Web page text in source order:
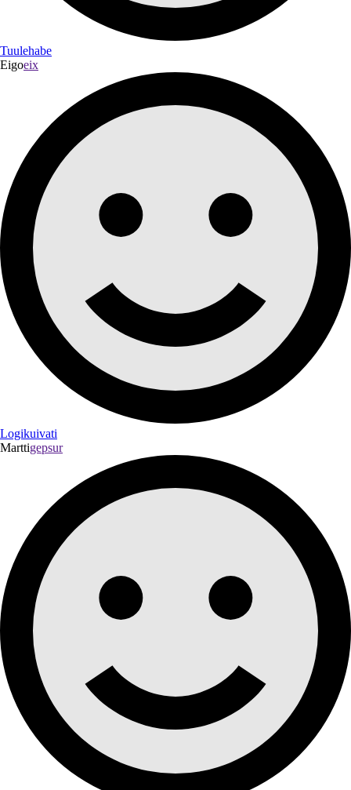
Tuulehabe
Eigoeix
Logikuivati
Marttigepsur